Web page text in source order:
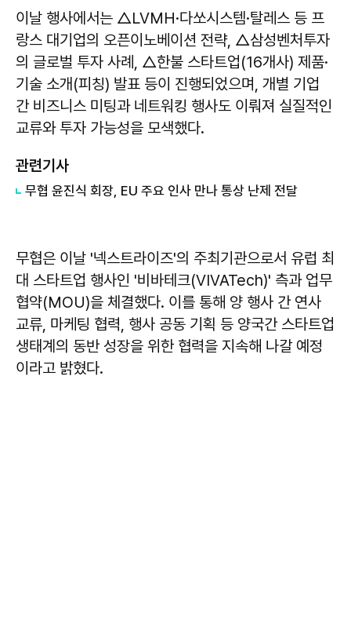
이날 행사에서는 △LVMH·다쏘시스템·탈레스 등 프
랑스 대기업의 오픈이노베이션 전략, △삼성벤처투자
의 글로벌 투자 사례, △한불 스타트업(16개사) 제품·
기술 소개(피칭) 발표 등이 진행되었으며, 개별 기업
간 비즈니스 미팅과 네트워킹 행사도 이뤄져 실질적인
교류와 투자 가능성을 모색했다.
관련기사
무협 윤진식 회장, EU 주요 인사 만나 통상 난제 전달
무협은 이날 '넥스트라이즈'의 주최기관으로서 유럽 최
대 스타트업 행사인 '비바테크(VIVATech)' 측과 업무
협약(MOU)을 체결했다. 이를 통해 양 행사 간 연사
교류, 마케팅 협력, 행사 공동 기획 등 양국간 스타트업
생태계의 동반 성장을 위한 협력을 지속해 나갈 예정
이라고 밝혔다.